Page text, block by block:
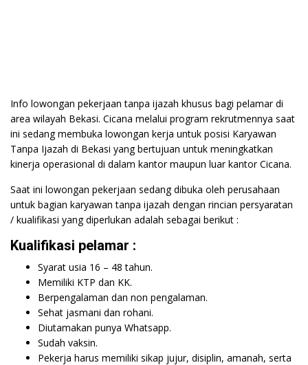
Info lowongan pekerjaan tanpa ijazah khusus bagi pelamar di
area wilayah Bekasi. Cicana melalui program rekrutmennya saat
ini sedang membuka lowongan kerja untuk posisi Karyawan
Tanpa Ijazah di Bekasi yang bertujuan untuk meningkatkan
kinerja operasional di dalam kantor maupun luar kantor Cicana.
Saat ini lowongan pekerjaan sedang dibuka oleh perusahaan
untuk bagian karyawan tanpa ijazah dengan rincian persyaratan
/ kualifikasi yang diperlukan adalah sebagai berikut :
Kualifikasi pelamar :
Syarat usia 16 – 48 tahun.
Memiliki KTP dan KK.
Berpengalaman dan non pengalaman.
Sehat jasmani dan rohani.
Diutamakan punya Whatsapp.
Sudah vaksin.
Pekerja harus memiliki sikap jujur, disiplin, amanah, serta